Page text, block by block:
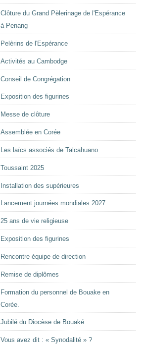
Clôture du Grand Pèlerinage de l'Espérance
à Penang
Pelèrins de l'Espérance
Activités au Cambodge
Conseil de Congrégation
Exposition des figurines
Messe de clôture
Assemblée en Corée
Les laïcs associés de Talcahuano
Toussaint 2025
Installation des supérieures
Lancement journées mondiales 2027
25 ans de vie religieuse
Exposition des figurines
Rencontre équipe de direction
Remise de diplômes
Formation du personnel de Bouake en
Corée.
Jubilé du Diocèse de Bouaké
Vous avez dit : « Synodalité » ?